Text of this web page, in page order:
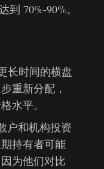
70%-90%。
长时间的横盘
重新分配，
水平。
户和机构投资
持有者可能
为他们对比